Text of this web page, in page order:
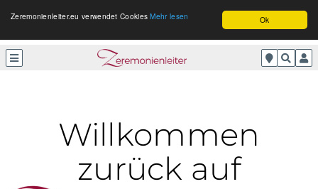
Ok
Zeremonienleiter.eu verwendet CookiesMehr lesen
Willkommen
zurück auf